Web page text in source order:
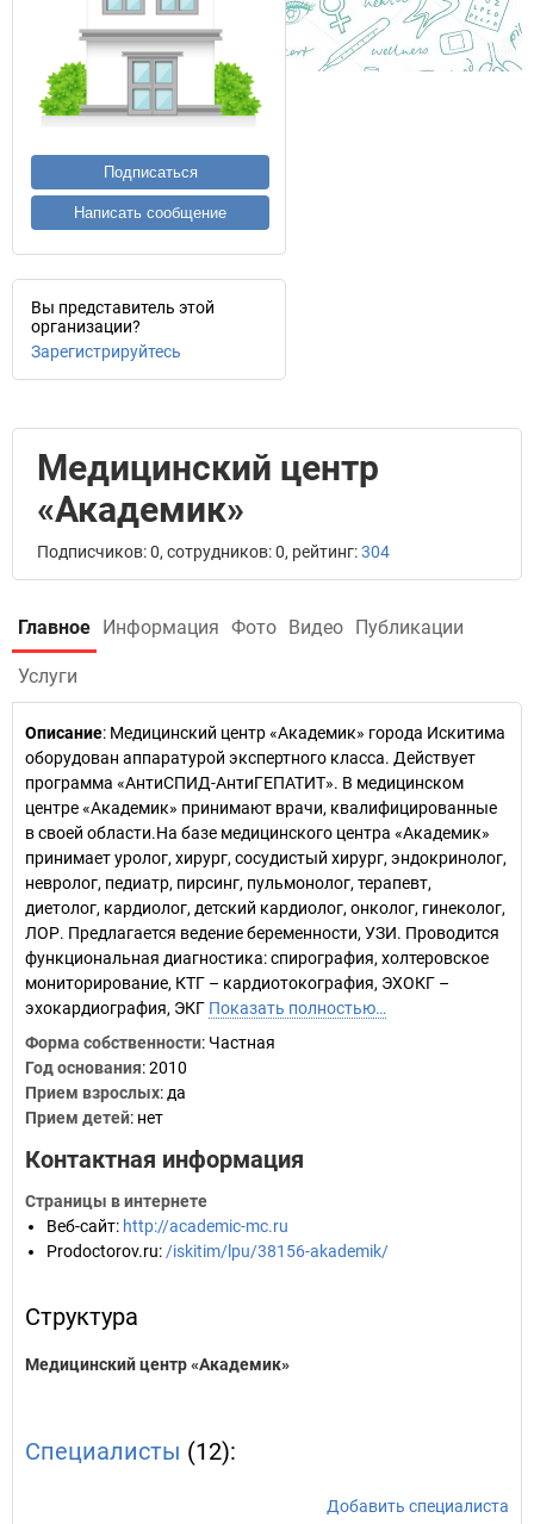
Подписаться
Написать сообщение
Вы представитель этой
организации?
Зарегистрируйтесь
Медицинский центр
«Академик»
Подписчиков: 0, сотрудников: 0, рейтинг:304
Главное Информация Фото Видео Публикации
Услуги
Описание: Медицинский центр «Академик» города Искитима
оборудован аппаратурой экспертного класса. Действует
программа «АнтиСПИД-АнтиГЕПАТИТ». В медицинском
центре «Академик» принимают врачи, квалифицированные
в своей области.На базе медицинского центра «Академик»
принимает уролог, хирург, сосудистый хирург, эндокринолог,
невролог, педиатр, пирсинг, пульмонолог, терапевт,
диетолог, кардиолог, детский кардиолог, онколог, гинеколог,
ЛОР. Предлагается ведение беременности, УЗИ. Проводится
функциональная диагностика: спирография, холтеровское
мониторирование, КТГ – кардиотокография, ЭХОКГ –
эхокардиография, ЭКГ Показать полностью…
Форма собственности: Частная
Год основания:2010
Прием взрослых: да
Прием детей: нет
Контактная информация
Страницы в интернете
Веб-сайт: http://academic-mc.ru
Prodoctorov.ru: /iskitim/lpu/38156-akademik/
Структура
Медицинский центр «Академик»
Специалисты (12):
Добавить специалиста